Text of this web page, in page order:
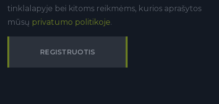
tinklalapyje bei kitoms reikmėms, kurios aprašytos
mūsų privatumo politikoje.
REGISTRUOTIS